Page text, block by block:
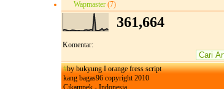
Wapmaster (7)
361,664
Komentar:
#by bukyungIorange fressscript
kang bagas96 copyright 2010
Cikampek - Indonesia